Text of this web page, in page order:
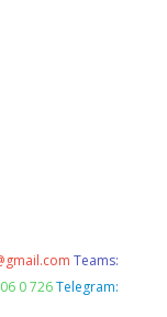
Teams:
0 726 Telegram: